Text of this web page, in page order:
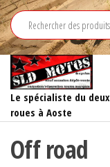
Aller
au
contenu
Le spécialiste du deux
roues à Aoste
Off road